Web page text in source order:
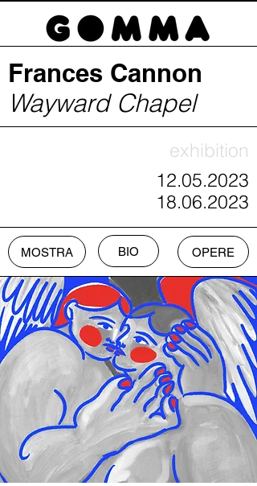
Frances Cannon
Wayward Chapel
exhibition
12.05.2023
18.06.2023
MOSTRA OPERE
BIO